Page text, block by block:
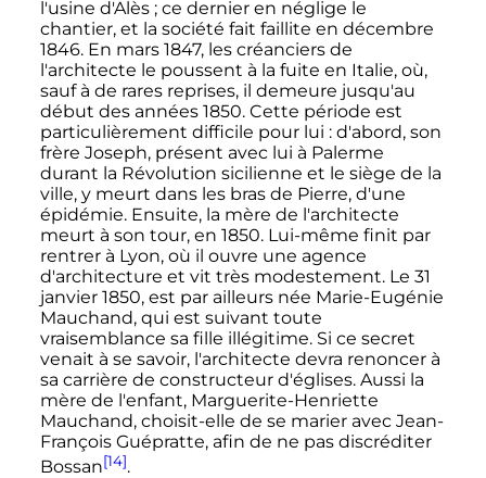
l'usine d'Alès ; ce dernier en néglige le
chantier, et la société fait faillite en décembre
1846. En mars 1847, les créanciers de
l'architecte le poussent à la fuite en Italie, où,
sauf à de rares reprises, il demeure jusqu'au
début des années 1850. Cette période est
particulièrement difficile pour lui : d'abord, son
frère Joseph, présent avec lui à Palerme
durant la Révolution sicilienne et le siège de la
ville, y meurt dans les bras de Pierre, d'une
épidémie. Ensuite, la mère de l'architecte
meurt à son tour, en 1850. Lui-même finit par
rentrer à Lyon, où il ouvre une agence
d'architecture et vit très modestement. Le 31
janvier 1850, est par ailleurs née Marie-Eugénie
Mauchand, qui est suivant toute
vraisemblance sa fille illégitime. Si ce secret
venait à se savoir, l'architecte devra renoncer à
sa carrière de constructeur d'églises. Aussi la
mère de l'enfant, Marguerite-Henriette
Mauchand, choisit-elle de se marier avec Jean-
François Guépratte, afin de ne pas discréditer
Bossan[14].